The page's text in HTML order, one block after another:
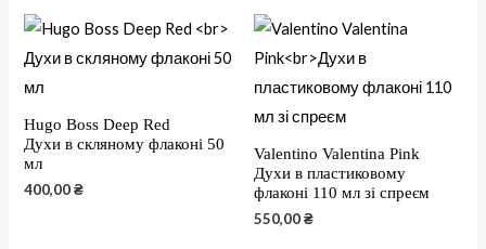
Hugo Boss Deep Red
Духи в скляному флаконі 50
мл
400,00₴
Valentino Valentina Pink
Духи в пластиковому
флаконі 110 мл зі спреєм
550,00₴